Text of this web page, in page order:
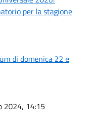
per la stagione
di domenica 22 e
2024, 14:15